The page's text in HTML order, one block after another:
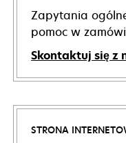
Zapytania
pomoc w
Skontaktuj się z
STRONA